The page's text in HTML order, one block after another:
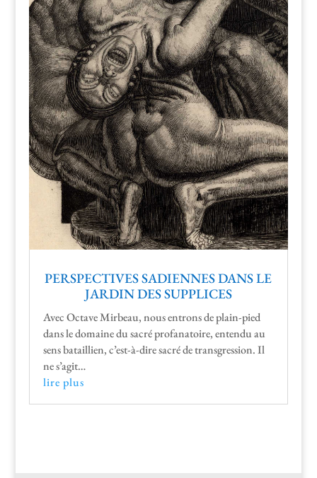
PERSPECTIVES SADIENNES DANS LE
JARDIN DES SUPPLICES
Avec Octave Mir­beau, nous entrons de plain-pied
dans le domaine du sacré pro­fana­toire, enten­du au
sens batail­lien, c’est-à-dire sacré de trans­gres­sion. Il
ne s’agit…
lire plus